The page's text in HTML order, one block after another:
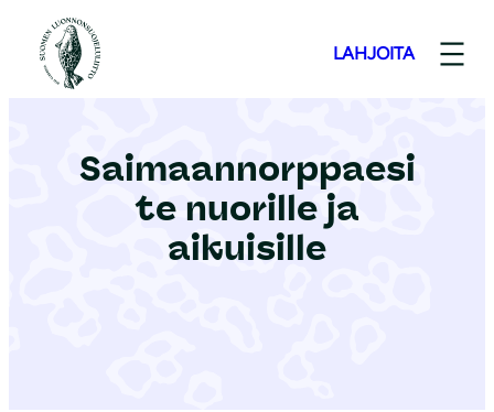
LAHJOITA
Saimaannorppaesi
te nuorille ja
aikuisille